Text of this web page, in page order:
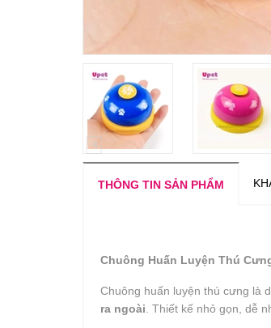
THÔNG TIN SẢN PHẨM
Chuông Huấn Luyện Thú
Chuông huấn luyện thú cưng là
ra ngoài . Thiết kế nhỏ gọn, dễ